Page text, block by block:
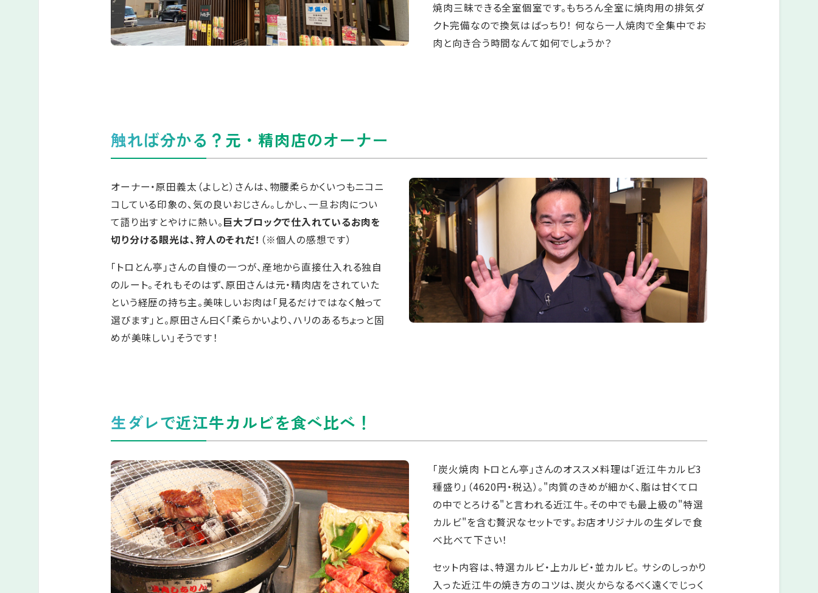
焼肉三昧できる全室個室です。もちろん全室に焼肉用の排気ダ
クト完備なので換気はばっちり！ 何なら一人焼肉で全集中でお
肉と向き合う時間なんて如何でしょうか？
触れば分かる？元・精肉店のオーナー
オーナー・原田義太（よしと）さんは、物腰柔らかくいつもニコニ
コしている印象の、気の良いおじさん。しかし、一旦お肉につい
て語り出すとやけに熱い。巨大ブロックで仕入れているお肉を
切り分ける眼光は、狩人のそれだ！ （※個人の感想です）
「トロとん亭」さんの自慢の一つが、産地から直接仕入れる独自
のルート。それもそのはず、原田さんは元・精肉店をされていた
という経歴の持ち主。美味しいお肉は「見るだけではなく触って
選びます」と。原田さん曰く「柔らかいより、ハリのあるちょっと固
めが美味しい」そうです！
生ダレで近江牛カルビを食べ比べ！
「炭火焼肉 トロとん亭」さんのオススメ料理は「近江牛カルビ3
種盛り」（4620円・税込）。"肉質のきめが細かく、脂は甘くて口
の中でとろける"と言われる近江牛。その中でも最上級の"特選
カルビ"を含む贅沢なセットです。お店オリジナルの生ダレで食
べ比べて下さい！
セット内容は、特選カルビ・上カルビ・並カルビ。 サシのしっかり
入った近江牛の焼き方のコツは、炭火からなるべく遠くでじっく